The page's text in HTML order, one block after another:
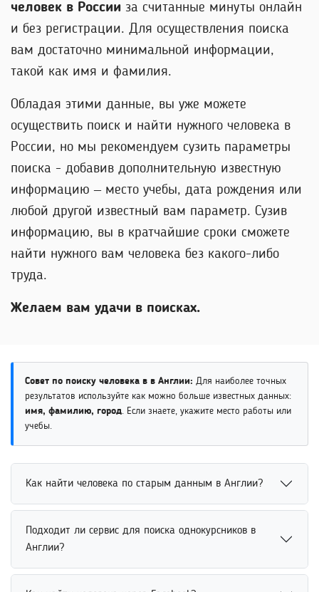
человек в России за считанные минуты онлайн
и без регистрации. Для осуществления поиска
вам достаточно минимальной информации,
такой как имя и фамилия.
Обладая этими данные, вы уже можете
осуществить поиск и найти нужного человека в
России, но мы рекомендуем сузить параметры
поиска - добавив дополнительную известную
информацию – место учебы, дата рождения или
любой другой известный вам параметр. Сузив
информацию, вы в кратчайшие сроки сможете
найти нужного вам человека без какого-либо
труда.
Желаем вам удачи в поисках.
Совет по поиску человека в в Англии: Для наиболее точных
результатов используйте как можно больше известных данных:
имя, фамилию, город. Если знаете, укажите место работы или
учебы.
Как найти человека по старым данным в Англии?
Найти человека по старым данным можно через
архивные профили, социальные сети и открытые базы
прежнее место учебы или фамилию, помогают сузить
Подходит ли сервис для поиска однокурсников в
Англии?
Сервис подходит для поиска однокурсников по имени,